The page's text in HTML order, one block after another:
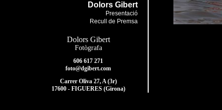
Dolors Gibert
Presentació
Recull de Premsa
Dolors Gibert
Fotògrafa
606 617 271
foto@dgibert.com
Carrer Oliva 27, A (3r)
17600 - FIGUERES (Girona)